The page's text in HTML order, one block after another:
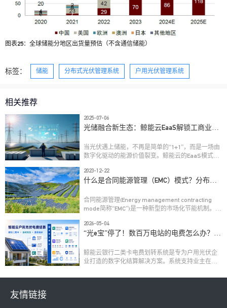
图表25：全球储能分地区出货量预估（不含通信储能）
标签： 储能 分布式光伏管理系统 户用光伏管理系统
相关推荐
2025-07-06
光储融合新生态：鲸能云EaaS解锁工商业能
当光伏遇上储能，不再是简单的“1+1”，而是一场由
数字化驱动的能源价值裂变。鲸能云的EaaS模式，
益”的智慧用能新时代。
2023-12-22
什么是合同能源管理（EMC）模式？分布式
合同能源管理(Energy management contracting
mode简称“EMC”)是一种新型的市场化节能机制。其
本的节能业务方式。这种节能投资方式允许客户用
未来的节能收益为工厂和设备升级，以降低目前的
能效益、或承包整体能源费用的方式为客户提供节
能服务。
2026-05-04
“光e宝”停了！数百万电站的电费怎么办？鲸
鲸能云银行二类卡电费划转系统是专为户用光伏企
业打造的数字化结算解决方案。系统支持业主在线
账，兼容多银行渠道，具备资金可溯、高效合规等
友情链接